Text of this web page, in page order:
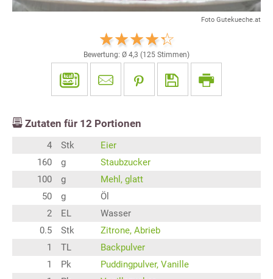
Foto Gutekueche.at
Bewertung: Ø 4,3 (125 Stimmen)
Zutaten für 12 Portionen
4 Stk
Eier
160
g
Staubzucker
100
g
Mehl, glatt
50
g
Öl
2
EL
Wasser
0.5
Stk
Zitrone, Abrieb
1
TL
Backpulver
1
Pk
Puddingpulver, Vanille